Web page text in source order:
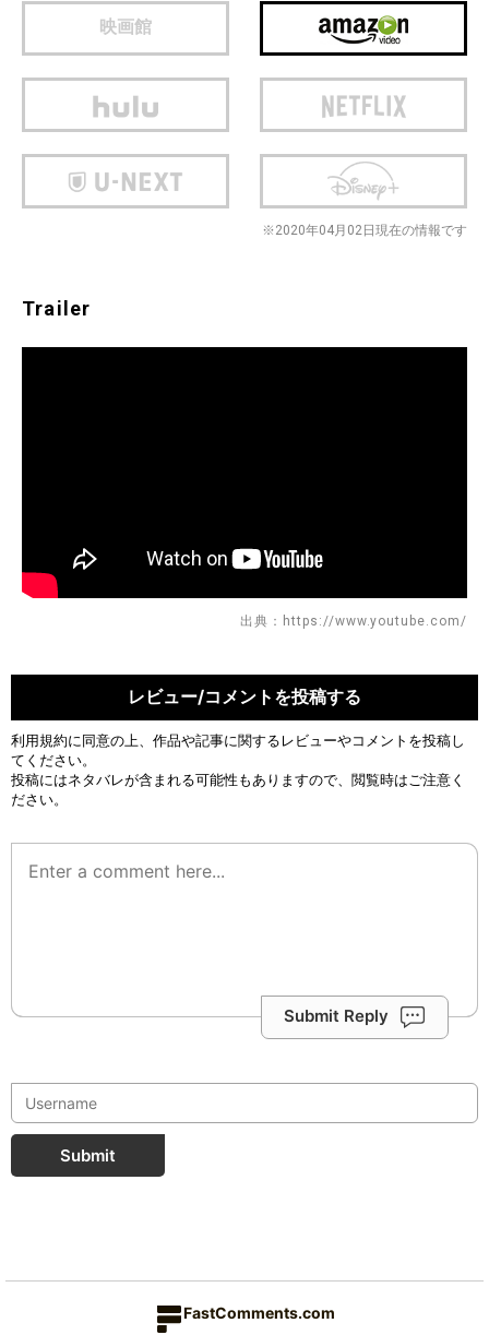
映画館
※2020年04月02日現在の情報です
Trailer
出典：https://www.youtube.com/
レビュー/コメントを投稿する
利用規約に同意の上、作品や記事に関するレビューやコメントを投稿し
てください。
投稿にはネタバレが含まれる可能性もありますので、閲覧時はご注意く
ださい。
Submit Reply
Submit
FastComments.com